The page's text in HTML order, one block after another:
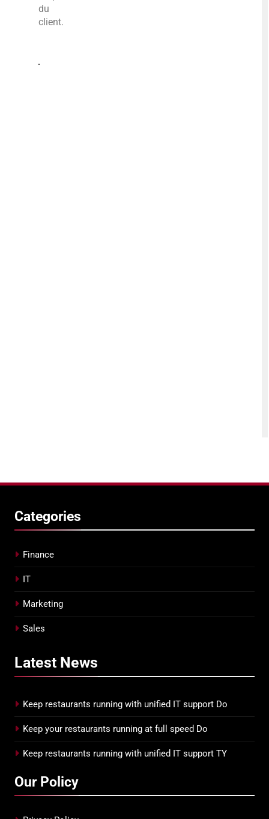
du
client.
Categories
Finance
IT
Marketing
Sales
Latest News
Keep restaurants running with unified IT support Do
Keep your restaurants running at full speed Do
Keep restaurants running with unified IT support TY
Our Policy